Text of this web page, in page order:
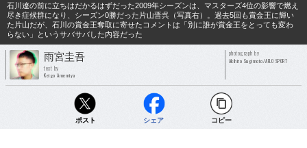
石川遼の前に立ちはだかるはずだった2009年シーズンは、マスターズ4位の影響で燃え
尽き症候群になり、シーズン0勝だった片山晋呉（写真右）。過去5回も賞金王に輝い
た片山だが、石川の賞金王奪取に寄せたコメントは「別に誰が賞金王をとっても変わ
らない」というサバサバした内容だった
雨宮圭吾
text by
Keigo Amemiya
photograph by
Akihiro Sugimoto/AFLO SPORT
ポスト シェア コピー